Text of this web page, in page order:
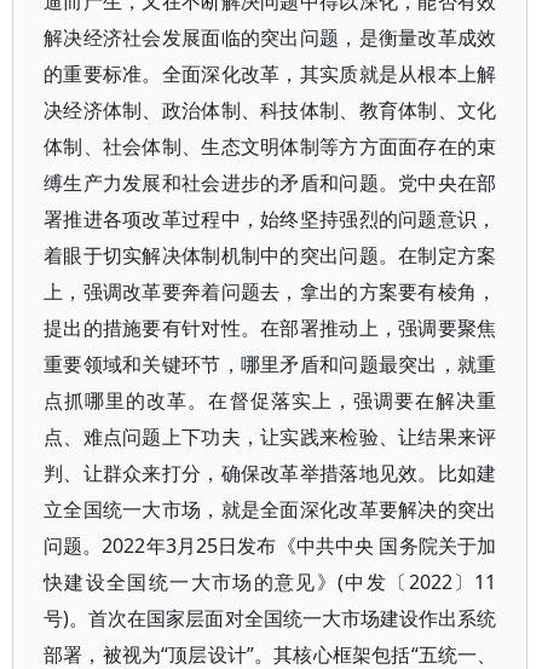
解决经济社会发展面临的突出问题，是衡量改革成效
的重要标准。全面深化改革，其实质就是从根本上解
决经济体制、政治体制、科技体制、教育体制、文化
体制、社会体制、生态文明体制等方方面面存在的束
缚生产力发展和社会进步的矛盾和问题。党中央在部
署推进各项改革过程中，始终坚持强烈的问题意识，
着眼于切实解决体制机制中的突出问题。在制定方案
上，强调改革要奔着问题去，拿出的方案要有棱角，
提出的措施要有针对性。在部署推动上，强调要聚焦
重要领域和关键环节，哪里矛盾和问题最突出，就重
点抓哪里的改革。在督促落实上，强调要在解决重
点、难点问题上下功夫，让实践来检验、让结果来评
判、让群众来打分，确保改革举措落地见效。比如建
立全国统一大市场，就是全面深化改革要解决的突出
问题。2022年3月25日发布《中共中央 国务院关于加
快建设全国统一大市场的意见》(中发〔2022〕11
号)。首次在国家层面对全国统一大市场建设作出系统
部署，被视为“顶层设计”。其核心框架包括“五统一、